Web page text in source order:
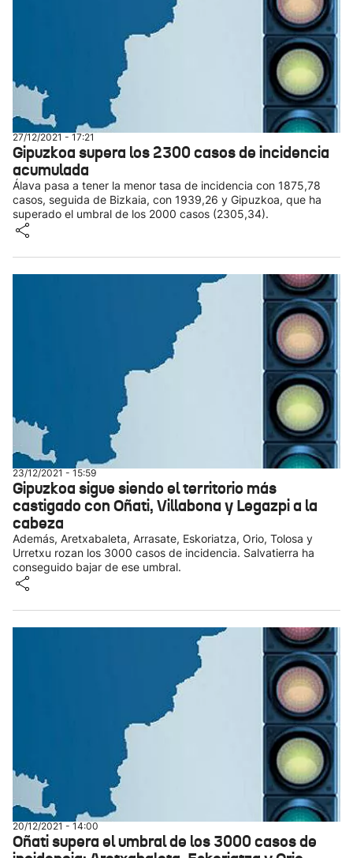
27/12/2021 - 17:21
Gipuzkoa supera los 2300 casos de incidencia
acumulada
Álava pasa a tener la menor tasa de incidencia con 1875,78
casos, seguida de Bizkaia, con 1939,26 y Gipuzkoa, que ha
superado el umbral de los 2000 casos (2305,34).
23/12/2021 - 15:59
Gipuzkoa sigue siendo el territorio más
castigado con Oñati, Villabona y Legazpi a la
cabeza
Además, Aretxabaleta, Arrasate, Eskoriatza, Orio, Tolosa y
Urretxu rozan los 3000 casos de incidencia. Salvatierra ha
conseguido bajar de ese umbral.
20/12/2021 - 14:00
Oñati supera el umbral de los 3000 casos de